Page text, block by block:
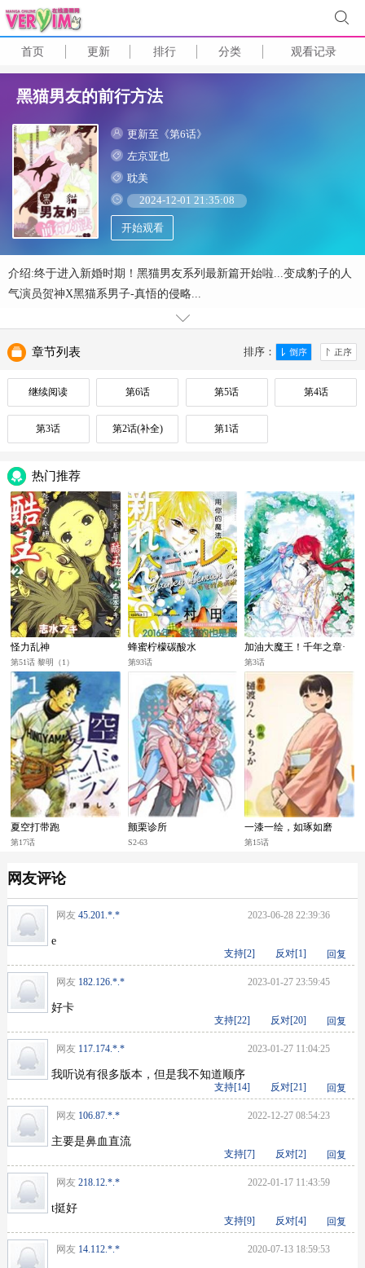
首页 更新 排行 分类 观看记录
黑猫男友的前行方法
更新至《第6话》
左京亚也
耽美
2024-12-01 21:35:08
开始观看
介绍:终于进入新婚时期！黑猫男友系列最新篇开始啦...变成豹子的人
气演员贺神X黑猫系男子-真悟的侵略...
排序：
章节列表
继续阅读 第6话 第5话 第4话
第3话 第2话(补全) 第1话
热门推荐
怪力乱神
第51话 黎明（1）
蜂蜜柠檬碳酸水
第93话
加油大魔王！千年之章·
飒
第3话
夏空打带跑
第17话
颤栗诊所
S2-63
一漆一绘，如琢如磨
第15话
网友评论
网友 45.201.*.* 2023-06-28 22:39:36
e
回复
反对[1]
支持[2]
网友 182.126.*.* 2023-01-27 23:59:45
好卡
回复
反对[20]
支持[22]
网友 117.174.*.* 2023-01-27 11:04:25
我听说有很多版本，但是我不知道顺序
回复
反对[21]
支持[14]
网友 106.87.*.* 2022-12-27 08:54:23
主要是鼻血直流
回复
反对[2]
支持[7]
网友 218.12.*.* 2022-01-17 11:43:59
t挺好
回复
反对[4]
支持[9]
网友 14.112.*.* 2020-07-13 18:59:53